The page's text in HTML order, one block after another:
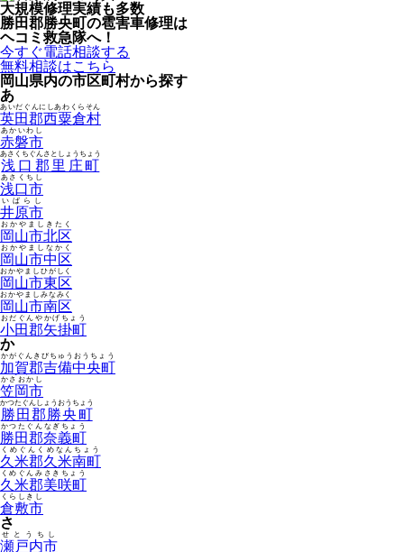
大規模修理実績も多数
勝田郡勝央町の雹害車修理は
ヘコミ救急隊へ！
今すぐ電話相談する
無料相談はこちら
岡山県内の市区町村から探す
あ
英田郡西粟倉村
あいだぐんにしあわくらそん
赤磐市
あかいわし
浅口郡里庄町
あさくちぐんさとしょうちょう
浅口市
あさくちし
井原市
いばらし
岡山市北区
おかやましきたく
岡山市中区
おかやましなかく
岡山市東区
おかやましひがしく
岡山市南区
おかやましみなみく
小田郡矢掛町
おだぐんやかげちょう
か
加賀郡吉備中央町
かがぐんきびちゅうおうちょう
笠岡市
かさおかし
勝田郡勝央町
かつたぐんしょうおうちょう
勝田郡奈義町
かつたぐんなぎちょう
久米郡久米南町
くめぐんくめなんちょう
久米郡美咲町
くめぐんみさきちょう
倉敷市
くらしきし
さ
瀬戸内市
せとうちし